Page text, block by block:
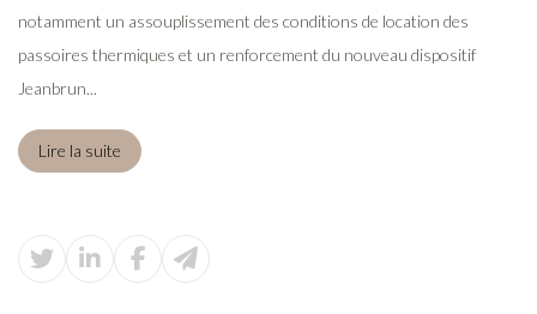
notamment un assouplissement des conditions de location des
passoires thermiques et un renforcement du nouveau dispositif
Jeanbrun...
Lire la suite